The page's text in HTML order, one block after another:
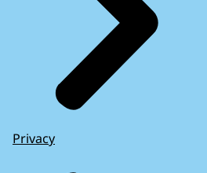
Privacy